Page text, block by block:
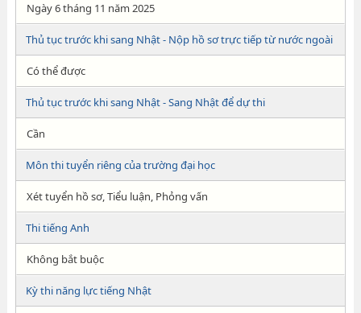
Ngày 6 tháng 11 năm 2025
Thủ tục trước khi sang Nhật - Nộp hồ sơ trực tiếp từ nước ngoài
Có thể được
Thủ tục trước khi sang Nhật - Sang Nhật để dự thi
Cần
Môn thi tuyển riêng của trường đại học
Xét tuyển hồ sơ, Tiểu luận, Phỏng vấn
Thi tiếng Anh
Không bắt buộc
Kỳ thi năng lực tiếng Nhật